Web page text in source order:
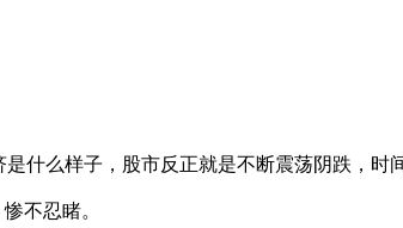
什么样子，股市反正就是不断震荡阴跌，时
不忍睹。